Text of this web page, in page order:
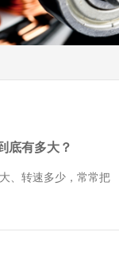
底有多大？
、转速多少，常常把